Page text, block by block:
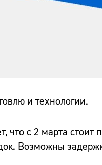
и технологии.
что с 2 марта стоит
Возможны